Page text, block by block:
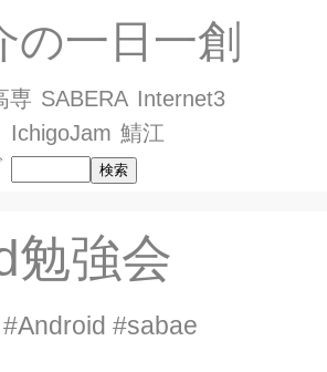
の一日一創
専 SABERA Internet3
IchigoJam 鯖江
勉強会
#Android #sabae